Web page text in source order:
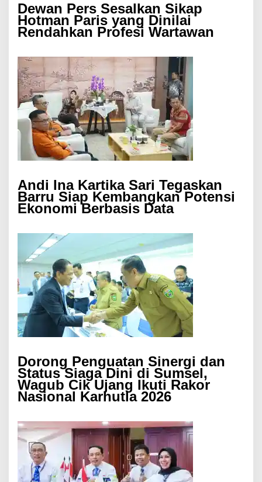
Dewan Pers Sesalkan Sikap
Hotman Paris yang Dinilai
Rendahkan Profesi Wartawan
Andi Ina Kartika Sari Tegaskan
Barru Siap Kembangkan Potensi
Ekonomi Berbasis Data
Dorong Penguatan Sinergi dan
Status Siaga Dini di Sumsel,
Wagub Cik Ujang Ikuti Rakor
Nasional Karhutla 2026